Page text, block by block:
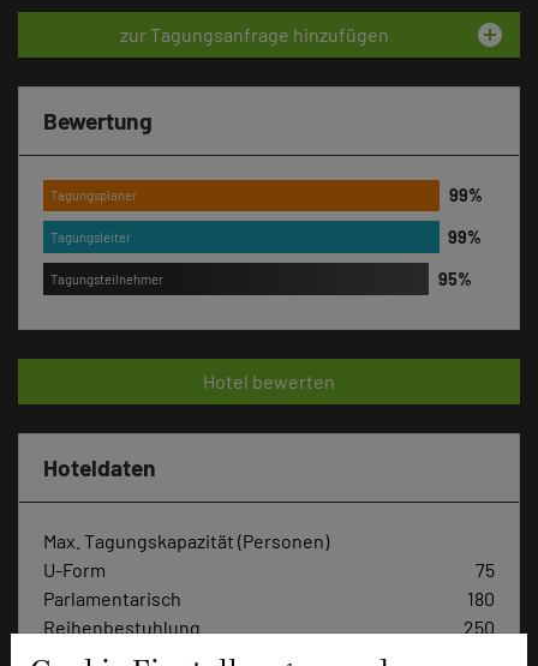
zur Tagungsanfrage hinzufügen add_circle
Bewertung
Tagungsplaner
Tagungsleiter
Tagungsteilnehmer
Hotel bewerten
Hoteldaten
Max. Tagungskapazität (Personen)
U-Form
75
Parlamentarisch
180
Reihenbestuhlung
250
Tagungsräume